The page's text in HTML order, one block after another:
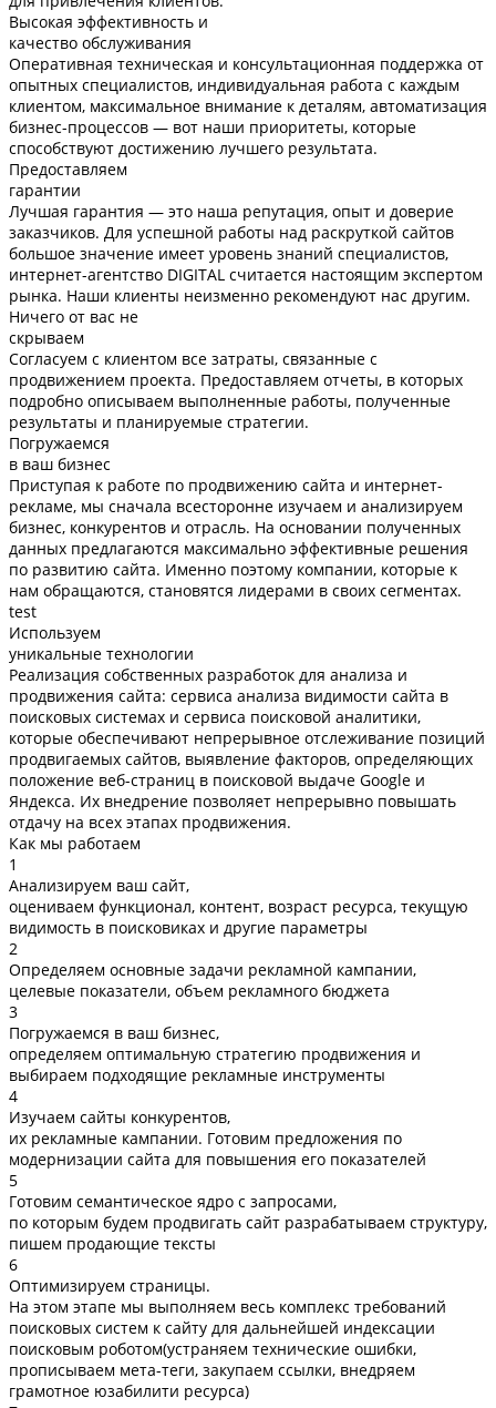
Высокая эффективность и
качество обслуживания
Оперативная техническая и консультационная поддержка от
опытных специалистов, индивидуальная работа с каждым
клиентом, максимальное внимание к деталям, автоматизация
бизнес-процессов — вот наши приоритеты, которые
способствуют достижению лучшего результата.
Предоставляем
гарантии
Лучшая гарантия — это наша репутация, опыт и доверие
заказчиков. Для успешной работы над раскруткой сайтов
большое значение имеет уровень знаний специалистов,
интернет-агентство DIGITAL считается настоящим экспертом
рынка. Наши клиенты неизменно рекомендуют нас другим.
Ничего от вас не
скрываем
Согласуем с клиентом все затраты, связанные с
продвижением проекта. Предоставляем отчеты, в которых
подробно описываем выполненные работы, полученные
результаты и планируемые стратегии.
Погружаемся
в ваш бизнес
Приступая к работе по продвижению сайта и интернет-
рекламе, мы сначала всесторонне изучаем и анализируем
бизнес, конкурентов и отрасль. На основании полученных
данных предлагаются максимально эффективные решения
по развитию сайта. Именно поэтому компании, которые к
нам обращаются, становятся лидерами в своих сегментах.
test
Используем
уникальные технологии
Реализация собственных разработок для анализа и
продвижения сайта: сервиса анализа видимости сайта в
поисковых системах и сервиса поисковой аналитики,
которые обеспечивают непрерывное отслеживание позиций
продвигаемых сайтов, выявление факторов, определяющих
положение веб-страниц в поисковой выдаче Google и
Яндекса. Их внедрение позволяет непрерывно повышать
отдачу на всех этапах продвижения.
Как мы работаем
1
Анализируем ваш сайт,
оцениваем функционал, контент, возраст ресурса, текущую
видимость в поисковиках и другие параметры
2
Определяем основные задачи рекламной кампании,
целевые показатели, объем рекламного бюджета
3
Погружаемся в ваш бизнес,
определяем оптимальную стратегию продвижения и
выбираем подходящие рекламные инструменты
4
Изучаем сайты конкурентов,
их рекламные кампании. Готовим предложения по
модернизации сайта для повышения его показателей
5
Готовим семантическое ядро с запросами,
по которым будем продвигать сайт разрабатываем структуру,
пишем продающие тексты
6
Оптимизируем страницы.
На этом этапе мы выполняем весь комплекс требований
поисковых систем к сайту для дальнейшей индексации
поисковым роботом(устраняем технические ошибки,
прописываем мета-теги, закупаем ссылки, внедряем
грамотное юзабилити ресурса)